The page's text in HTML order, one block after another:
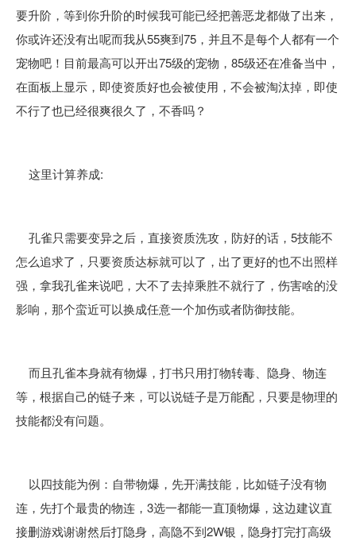
要升阶，等到你升阶的时候我可能已经把善恶龙都做了出来，
你或许还没有出呢而我从55爽到75，并且不是每个人都有一个
宠物吧！目前最高可以开出75级的宠物，85级还在准备当中，
在面板上显示，即使资质好也会被使用，不会被淘汰掉，即使
不行了也已经很爽很久了，不香吗？
这里计算养成:
孔雀只需要变异之后，直接资质洗攻，防好的话，5技能不
怎么追求了，只要资质达标就可以了，出了更好的也不出照样
强，拿我孔雀来说吧，大不了去掉乘胜不就行了，伤害啥的没
影响，那个蛮近可以换成任意一个加伤或者防御技能。
而且孔雀本身就有物爆，打书只用打物转毒、隐身、物连
等，根据自己的链子来，可以说链子是万能配，只要是物理的
技能都没有问题。
以四技能为例：自带物爆，先开满技能，比如链子没有物
连，先打个最贵的物连，3选一都能一直顶物爆，这边建议直
接删游戏谢谢然后打隐身，高隐不到2W银，隐身打完打高级